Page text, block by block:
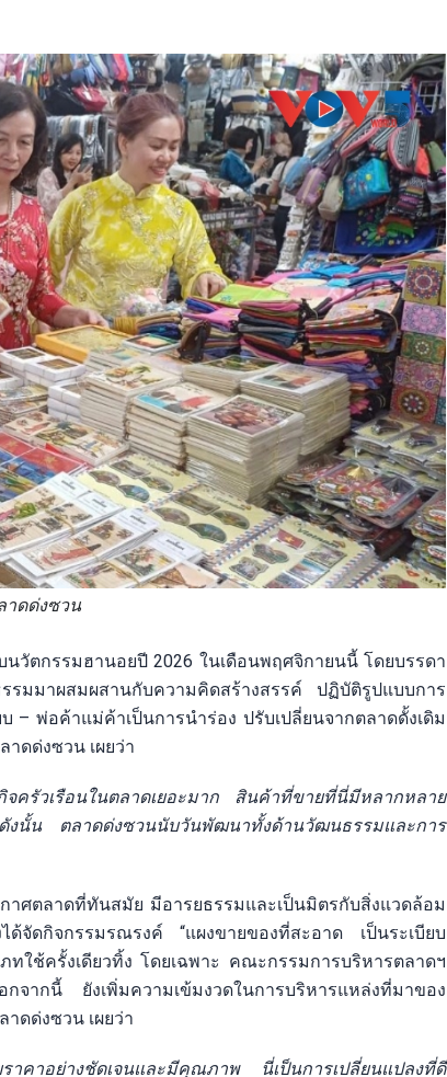
าดด่งซวน
วัตกรรมฮานอยปี 2026 ในเดือนพฤศจิกายนนี้ โดยบรรดา
รมมาผสมผสานกับความคิดสร้างสรรค์ ปฏิบัติรูปแบบการ
พ่อค้าแม่ค้าเป็นการนำร่อง ปรับเปลี่ยนจากตลาดดั้งเดิม
ดด่งซวน เผยว่า
ครัวเรือนในตลาดเยอะมาก สินค้าที่ขายที่นี่มีหลากหลาย
งนั้น ตลาดด่งซวนนับวันพัฒนาทั้งด้านวัฒนธรรมและการ
าศตลาดที่ทันสมัย มีอารยธรรมและเป็นมิตรกับสิ่งแวดล้อม
จัดกิจกรรมรณรงค์ “แผงขายของที่สะอาด เป็นระเบียบ
ทใช้ครั้งเดียวทิ้ง โดยเฉพาะ คณะกรรมการบริหารตลาดฯ
จากนี้ ยังเพิ่มความเข้มงวดในการบริหารแหล่งที่มาของ
ดด่งซวน เผยว่า
ราคาอย่างชัดเจนและมีคุณภาพ นี่เป็นการเปลี่ยนแปลงที่ดี